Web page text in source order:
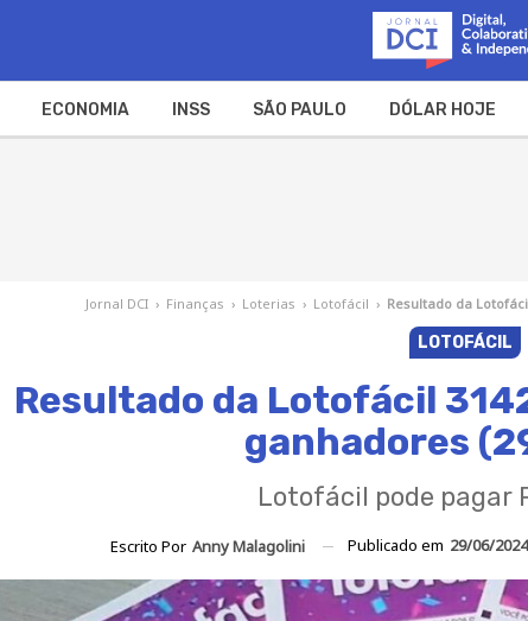
ECONOMIA INSS SÃO PAULO DÓLAR HOJE
Jornal DCI › Finanças › Loterias › Lotofácil › Resultado da
LOTOFÁCIL
Resultado da Lotofácil
ganhadores
Lotofácil pode pagar
Escrito Por Anny Malagolini Publicado em 29/06/